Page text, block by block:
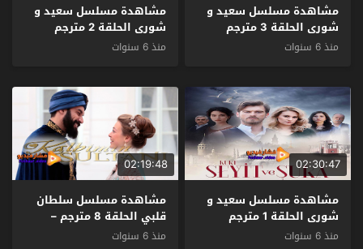
مشاهدة مسلسل سعيد و
شورى الحلقة 3 مترجم
منذ 6 سنوات
مشاهدة مسلسل سعيد و
شورى الحلقة 2 مترجم
منذ 6 سنوات
02:30:47
مشاهدة مسلسل سعيد و
شورى الحلقة 1 مترجم
منذ 6 سنوات
02:19:48
مشاهدة مسلسل سلطان
قلبي الحلقة 8 مترجم –
الاخيرة
منذ 6 سنوات